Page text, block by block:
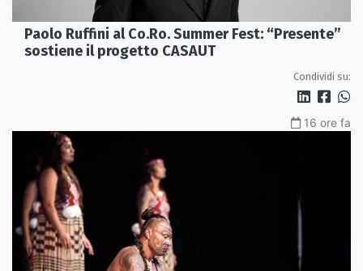
Paolo Ruffini al Co.Ro. Summer Fest: “Presente”
sostiene il progetto CASAUT
Condividi su:
16 ore fa